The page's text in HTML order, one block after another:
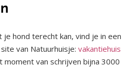
je hond terecht kan, vind je in een
van Natuurhuisje: vakantiehuis
moment van schrijven bijna 3000